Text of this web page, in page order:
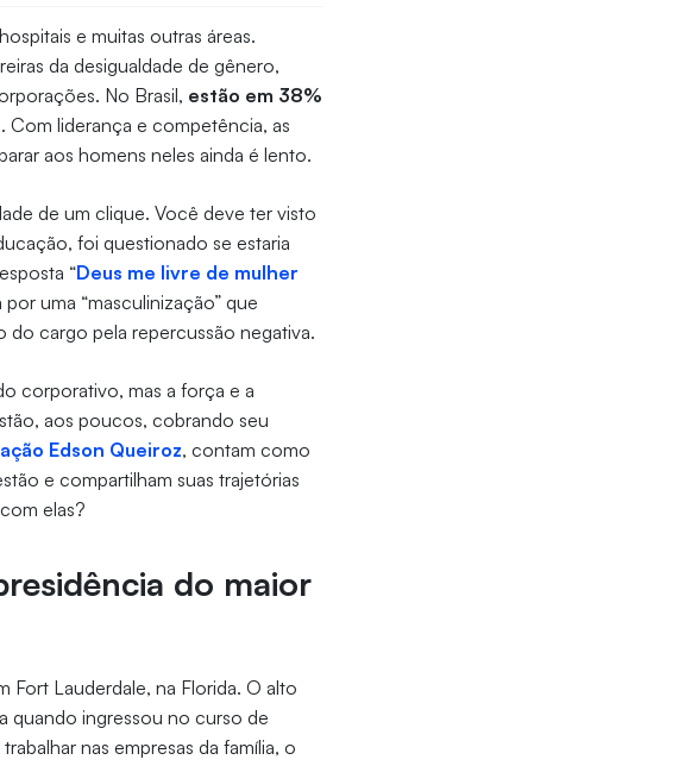
e muitas outras áreas.
da desigualdade de gênero,
No Brasil, estão em 38%
. Com liderança e competência, as
aos homens neles ainda é lento.
de um clique. Você deve ter visto
foi questionado se estaria
“Deus me livre de mulher
uma “masculinização” que
do cargo pela repercussão negativa.
corporativo, mas a força e a
aos poucos, cobrando seu
Edson Queiroz, contam como
e compartilham suas trajetórias
elas?
do maior
Fort Lauderdale, na Florida. O alto
quando ingressou no curso de
nas empresas da família, o